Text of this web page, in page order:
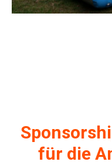
für die